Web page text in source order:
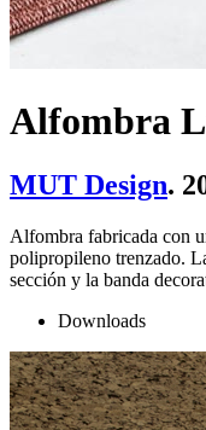
Alfombra
MUT Design.
Alfombra fabricada con
polipropileno trenzado.
sección y la banda
Downloads